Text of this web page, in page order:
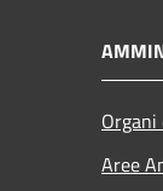
Organi
Aree